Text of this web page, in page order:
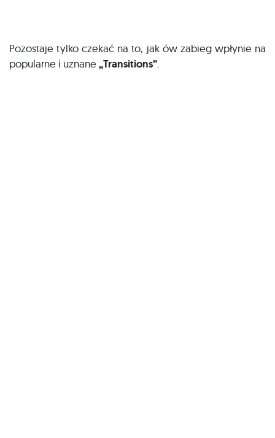
Pozostaje tylko czekać na to, jak ów zabieg wpłynie na
popularne i uznane „Transitions”.